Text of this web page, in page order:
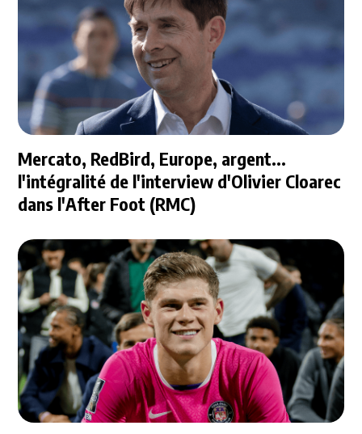
Mercato, RedBird, Europe, argent...
l'intégralité de l'interview d'Olivier Cloarec
dans l'After Foot (RMC)